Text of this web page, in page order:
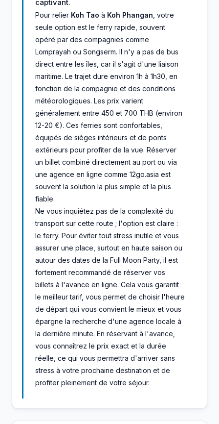
captivant.
Pour relier Koh Tao à Koh Phangan , votre
seule option est le ferry rapide, souvent
opéré par des compagnies comme
Lomprayah ou Songserm. Il n'y a pas de bus
direct entre les îles, car il s'agit d'une liaison
maritime. Le trajet dure environ 1h à 1h30, en
fonction de la compagnie et des conditions
météorologiques. Les prix varient
généralement entre 450 et 700 THB (environ
12-20 €). Ces ferries sont confortables,
équipés de sièges intérieurs et de ponts
extérieurs pour profiter de la vue. Réserver
un billet combiné directement au port ou via
une agence en ligne comme 12go.asia est
souvent la solution la plus simple et la plus
fiable.
Ne vous inquiétez pas de la complexité du
transport sur cette route ; l'option est claire :
le ferry. Pour éviter tout stress inutile et vous
assurer une place, surtout en haute saison ou
autour des dates de la Full Moon Party, il est
fortement recommandé de réserver vos
billets à l'avance en ligne. Cela vous garantit
le meilleur tarif, vous permet de choisir l'heure
de départ qui vous convient le mieux et vous
épargne la recherche d'une agence locale à
la dernière minute. En réservant à l'avance,
vous connaîtrez le prix exact et la durée
réelle, ce qui vous permettra d'arriver sans
stress à votre prochaine destination et de
profiter pleinement de votre séjour.